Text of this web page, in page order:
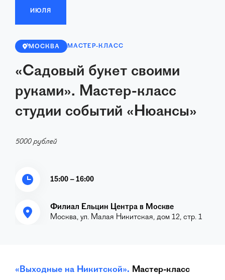
ИЮЛЯ
МОСКВА МАСТЕР-КЛАСС
«Садовый букет своими
руками». Мастер-класс
студии событий «Нюансы»
5000 рублей
15:00 – 16:00
Филиал Ельцин Центра в Москве
Москва, ул. Малая Никитская, дом 12, стр. 1
«Выходные на Никитской». Мастер-класс